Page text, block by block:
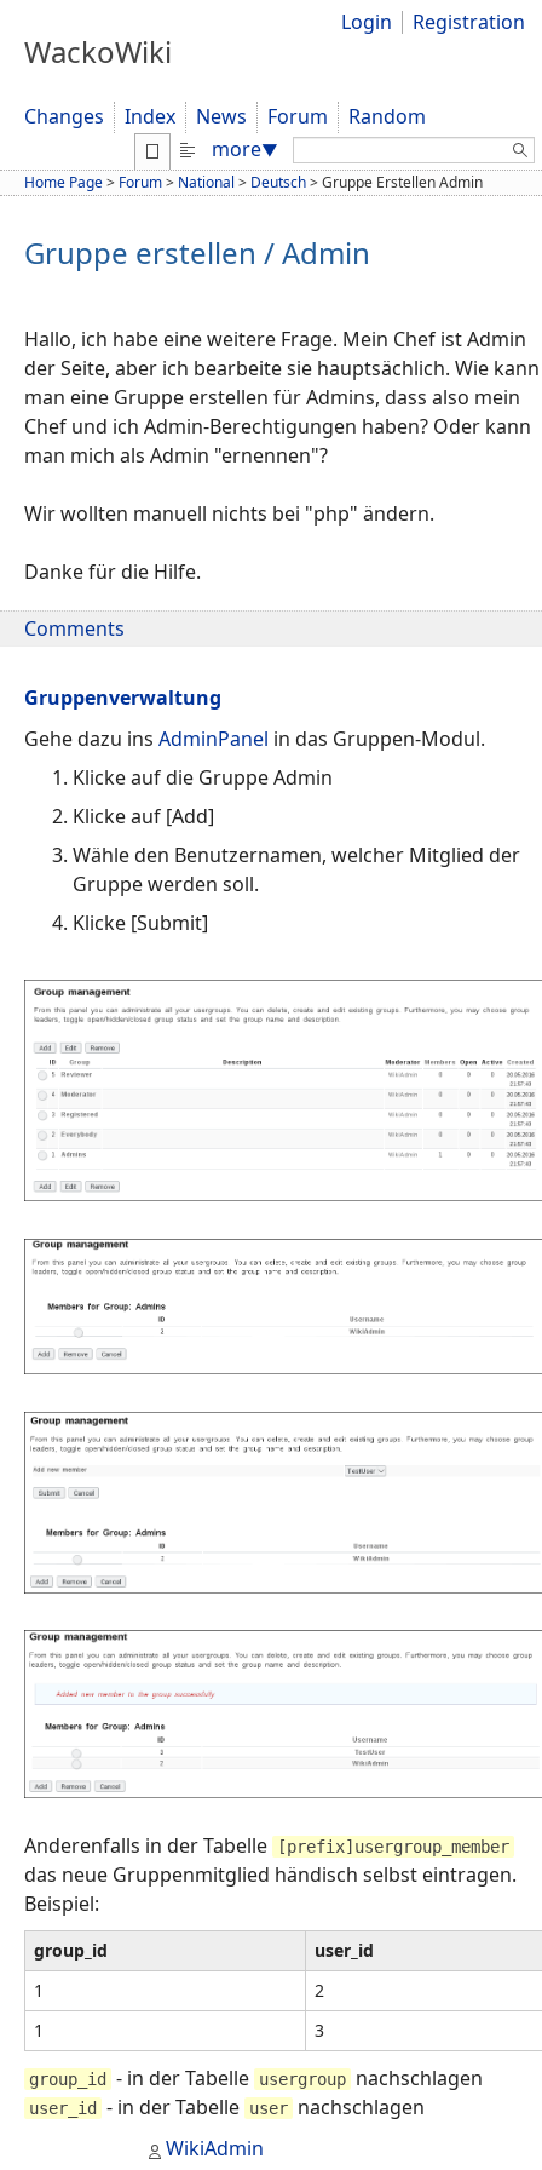
WackoWiki
Login Registration
Changes Index News Forum
Random
more▼ Search:
Home Page> Forum> National > Deutsch>Gruppe Erstellen Admin
Gruppe erstellen / Admin
Hallo, ich habe eine weitere Frage. Mein Chef ist Admin
der Seite, aber ich bearbeite sie hauptsächlich. Wie kann
man eine Gruppe erstellen für Admins, dass also mein
Chef und ich Admin-Berechtigungen haben? Oder kann
man mich als Admin "ernennen"?
Wir wollten manuell nichts bei "php" ändern.
Danke für die Hilfe.
Comments
Gruppenverwaltung
Gehe dazu ins AdminPanel in das Gruppen-Modul.
Klicke auf die Gruppe Admin
Klicke auf [Add]
Wähle den Benutzernamen, welcher Mitglied der
Gruppe werden soll.
Klicke [Submit]
Anderenfalls in der Tabelle [prefix]usergroup_member
das neue Gruppenmitglied händisch selbst eintragen.
Beispiel:
group_id
user_id
1
2
1
3
group_id - in der Tabelle usergroup nachschlagen
user_id - in der Tabelle user nachschlagen
WikiAdmin